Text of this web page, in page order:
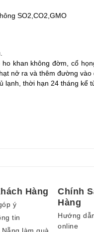
SO2,CO2,GMO
khan không đờm, cổ
nở ra và thêm đường
lạnh, thời hạn 24 tháng kể
Hàng
ý
tin
Chính
Hàng
Hướng
online